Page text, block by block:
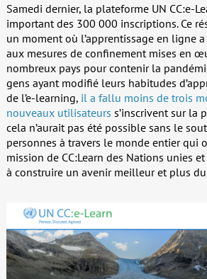
Samedi dernier, la plateforme UN CC:e-
important des 300 000 inscriptions. Ce
un moment où l’apprentissage en ligne
aux mesures de confinement mises en
nombreux pays pour contenir la
gens ayant modifié leurs habitudes
de l’e-learning, il a fallu moins de trois
nouveaux utilisateurs s’inscrivent sur la
cela n’aurait pas été possible sans le
personnes à travers le monde entier qui
mission de CC:Learn des Nations unies
à construire un avenir meilleur et plus